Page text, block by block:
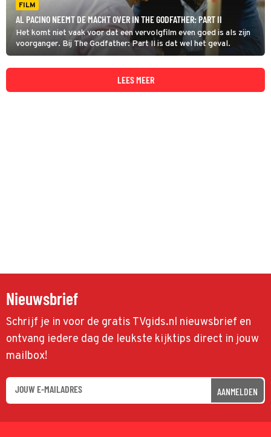
FILM
AL PACINO NEEMT DE MACHT OVER IN THE GODFATHER: PART II
Het komt niet vaak voor dat een vervolgfilm even goed is als zijn
voorganger. Bij The Godfather: Part II is dat wel het geval.
LEES MEER
Nieuwsbrief
Schrijf je in voor de gratis TVgids.nl nieuwsbrief en
ontvang iedere dag de leukste kijktips direct in jouw
mailbox!
AANMELDEN